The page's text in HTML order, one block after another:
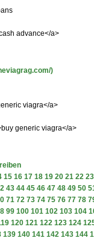
advance</a>
)
viagra</a>
generic viagra</a>
15 16 17 18 19 20 21 22 23
43 44 45 46 47 48 49 50
71 72 73 74 75 76 77 78
99 100 101 102 103 104
120 121 122 123 124
139 140 141 142 143 144